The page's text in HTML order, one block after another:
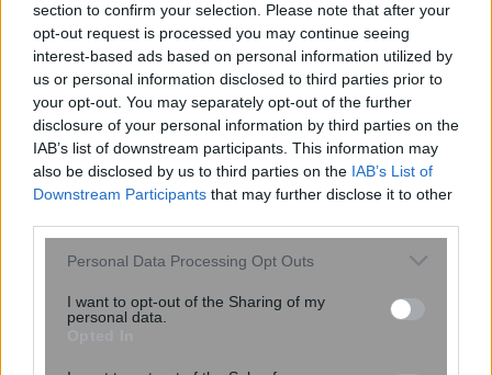
section to confirm your selection. Please note that after your
opt-out request is processed you may continue seeing
interest-based ads based on personal information utilized by
us or personal information disclosed to third parties prior to
your opt-out. You may separately opt-out of the further
disclosure of your personal information by third parties on the
IAB’s list of downstream participants. This information may
also be disclosed by us to third parties on the IAB’s List of
Downstream Participants that may further disclose it to other
Please note that this website/app uses one or more Google
not limited to your visit or usage behaviour. You may click to
grant or deny consent to Google and its third-party tags to
consent section.
Personal Data Processing Opt Outs
I want to opt-out of the Sharing of my
personal data.
Σαλμονέλα στις ΗΠΑ: Πιπεριές